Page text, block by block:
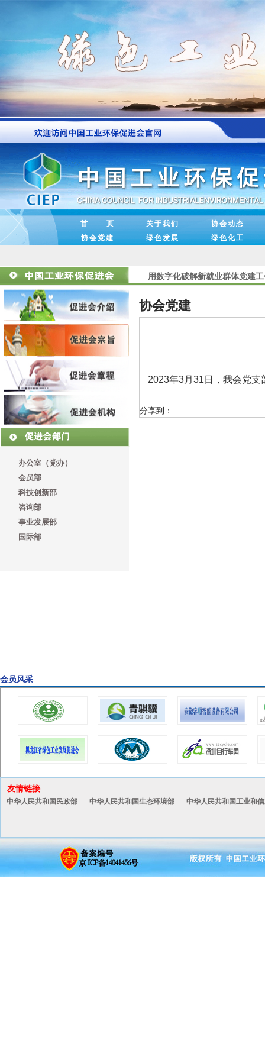
协会动态
关于我们
首 页
绿色化工
绿色发展
协会党建
中共中央办公厅印发《关于加
学习新语丨党的二十届四中全
用数字化破解新就业群体党建
办公室（党办）
会员部
科技创新部
咨询部
事业发展部
国际部
协会党建
2023年3月31日，我会党
分享到：
会员风采
友情链接
中华人民共和国民政部 中华人民共和国生态环境部 中华人民共和国工业和